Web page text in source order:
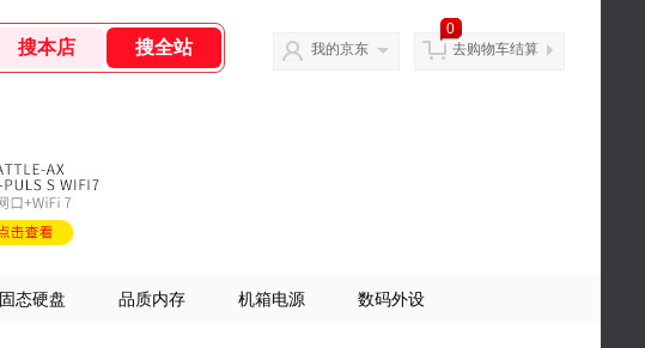
我的京东
0
去购物车结算
固态硬盘 品质内存 机箱电源 数码外设